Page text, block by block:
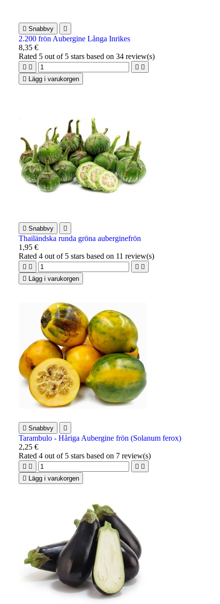
 Snabbvy 
2.200 frön Aubergine Långa Inrikes
8,35 €
Rated 5 out of 5 stars based on34 review(s)
   
 Lägg i varukorgen
 Snabbvy 
Thailändska runda gröna auberginefrön
1,95 €
Rated4 out of 5 stars based on 11 review(s)
   
 Lägg i varukorgen
 Snabbvy 
Tarambulo - Håriga Aubergine frön (Solanum ferox)
2,25 €
Rated4 out of 5 stars based on 7 review(s)
   
 Lägg i varukorgen